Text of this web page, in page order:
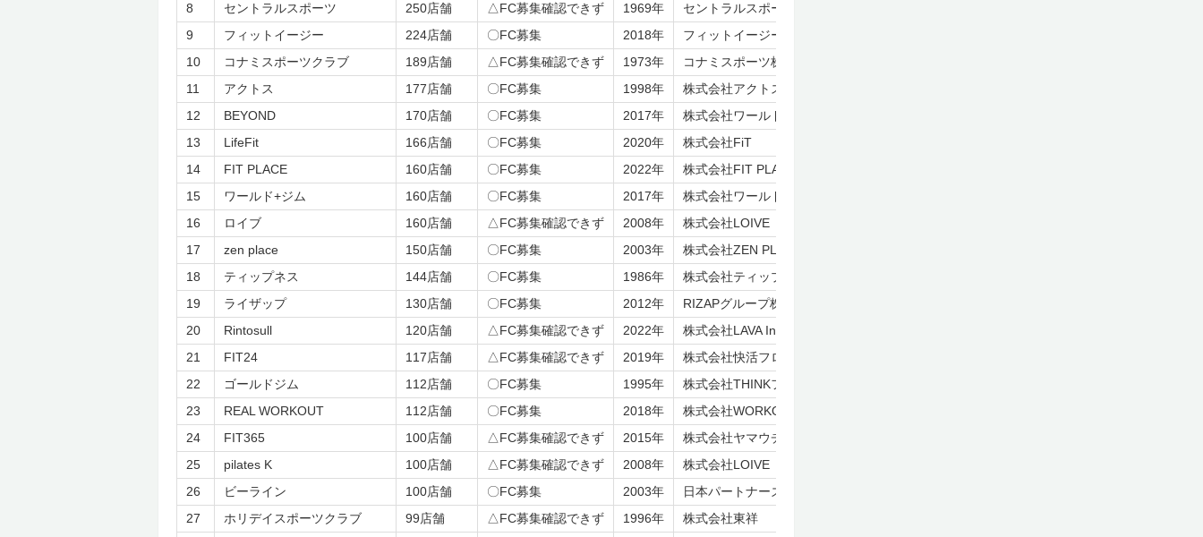
まとめ
8
セントラルスポーツ 250店舗 △FC募集確認できず 1969年 セントラルスポーツ株式会社
9
フィットイージー 224店舗 〇FC募集 2018年 フィットイージー株式会社
10
コナミスポーツクラブ 189店舗 △FC募集確認できず 1973年 コナミスポーツ株式会社
11
アクトス 177店舗 〇FC募集 1998年 株式会社アクトス
12
BEYOND 170店舗 〇FC募集 2017年 株式会社ワールドフィット
13
LifeFit 166店舗 〇FC募集 2020年 株式会社FiT
14
FIT PLACE 160店舗 〇FC募集 2022年 株式会社FIT PLACE
15
ワールド+ジム 160店舗 〇FC募集 2017年 株式会社ワールドプラス
16
ロイブ 160店舗 △FC募集確認できず 2008年 株式会社LOIVE
17
zen place 150店舗 〇FC募集 2003年 株式会社ZEN PLACE
18
ティップネス 144店舗 〇FC募集 1986年 株式会社ティップネス
19
ライザップ 130店舗 〇FC募集 2012年 RIZAPグループ株式会社
20
Rintosull 120店舗 △FC募集確認できず 2022年 株式会社LAVA International
21
FIT24 117店舗 △FC募集確認できず 2019年 株式会社快活フロンティア
22
ゴールドジム 112店舗 〇FC募集 1995年 株式会社THINKフィットネス
23
REAL WORKOUT 112店舗 〇FC募集 2018年 株式会社WORKOUT
24
FIT365 100店舗 △FC募集確認できず 2015年 株式会社ヤマウチ
25
pilates K 100店舗 △FC募集確認できず 2008年 株式会社LOIVE（旧LIFE CREATE）
26
ビーライン 100店舗 〇FC募集 2003年 日本パートナーズシステム株式会社
27
ホリデイスポーツクラブ 99店舗 △FC募集確認できず 1996年 株式会社東祥